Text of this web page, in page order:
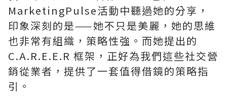
MarketingPulse活動中聽過她的分享，
印象深刻的是——她不只是美麗，她的思維
也非常有組織，策略性強。而她提出的
C.A.R.E.E.R 框架，正好為我們這些社交營
銷從業者，提供了一套值得借鏡的策略指
引。